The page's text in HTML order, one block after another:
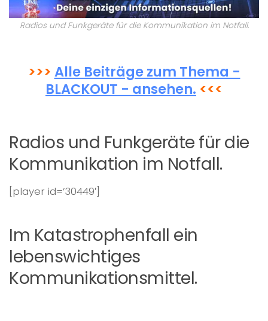
Radios und Funkgeräte für die Kommunikation im Notfall.
>>> Alle Beiträge zum Thema -
BLACKOUT - ansehen. <<<
Radios und Funkgeräte für die
Kommunikation im Notfall.
[player id=’30449′]
Im Katastrophenfall ein
lebenswichtiges
Kommunikationsmittel.